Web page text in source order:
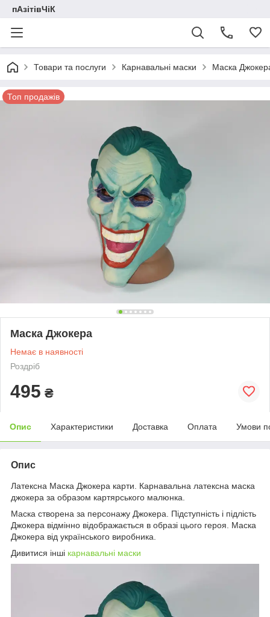
пАзітівЧіК
Товари та послуги Карнавальні маски Маска
Топ продажів
Маска Джокера
Немає в наявності
Роздріб
495 ₴
Опис Характеристики Доставка Оплата Умови
Опис
Латексна Маска Джокера карти. Карнавальна латексна маска
джокера за образом картярського малюнка.
Маска створена за персонажу Джокера. Підступність і підлість
Джокера відмінно відображається в образі цього героя. Маска
Джокера від українського виробника.
Дивитися інші карнавальні маски